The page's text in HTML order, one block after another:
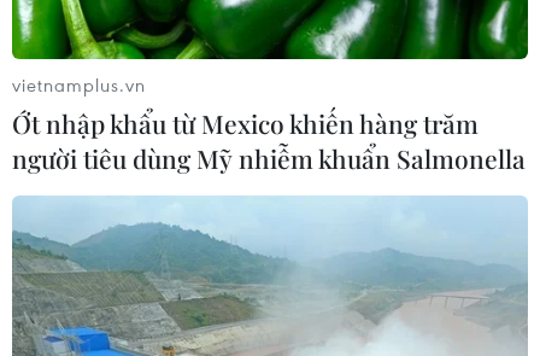
vietnamplus.vn
Ớt nhập khẩu từ Mexico khiến hàng trăm
người tiêu dùng Mỹ nhiễm khuẩn Salmonella